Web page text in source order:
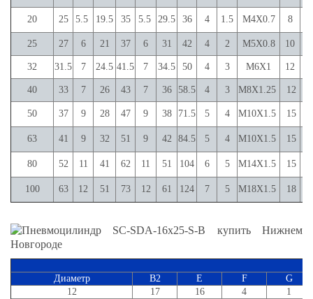
20 25 5.5 19.5 35 5.5 29.5 36 4 1.5 M4X0.7 8
25 27 6 21 37 6 31 42 4 2 M5X0.8 10
32 31.5 7 24.5 41.5 7 34.5 50 4 3 M6X1 12
40 33 7 26 43 7 36 58.5 4 3 M8X1.25 12
50 37 9 28 47 9 38 71.5 5 4 M10X1.5 15
63 41 9 32 51 9 42 84.5 5 4 M10X1.5 15
80 52 11 41 62 11 51 104 6 5 M14X1.5 15
100 63 12 51 73 12 61 124 7 5 M18X1.5 18
Диаметр
В2 E F
G
12
17 16 4
1